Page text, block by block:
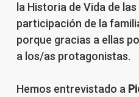
la Historia de Vida de
participación de la
porque gracias a ellas
a los/as protagonistas.
Hemos entrevistado a